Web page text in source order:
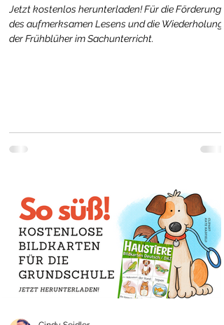
Jetzt kostenlos herunterladen! Für die Förderung
des aufmerksamen Lesens und die Wiederholung
der Frühblüher im Sachunterricht.